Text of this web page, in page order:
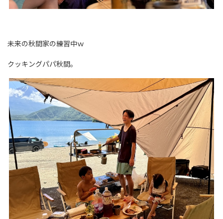
未来の秋間家の練習中ｗ
クッキングパパ秋間。